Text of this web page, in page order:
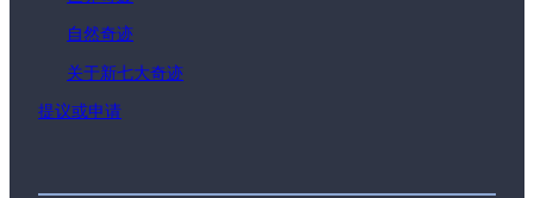
自然奇迹
关于新七大奇迹
提议或申请